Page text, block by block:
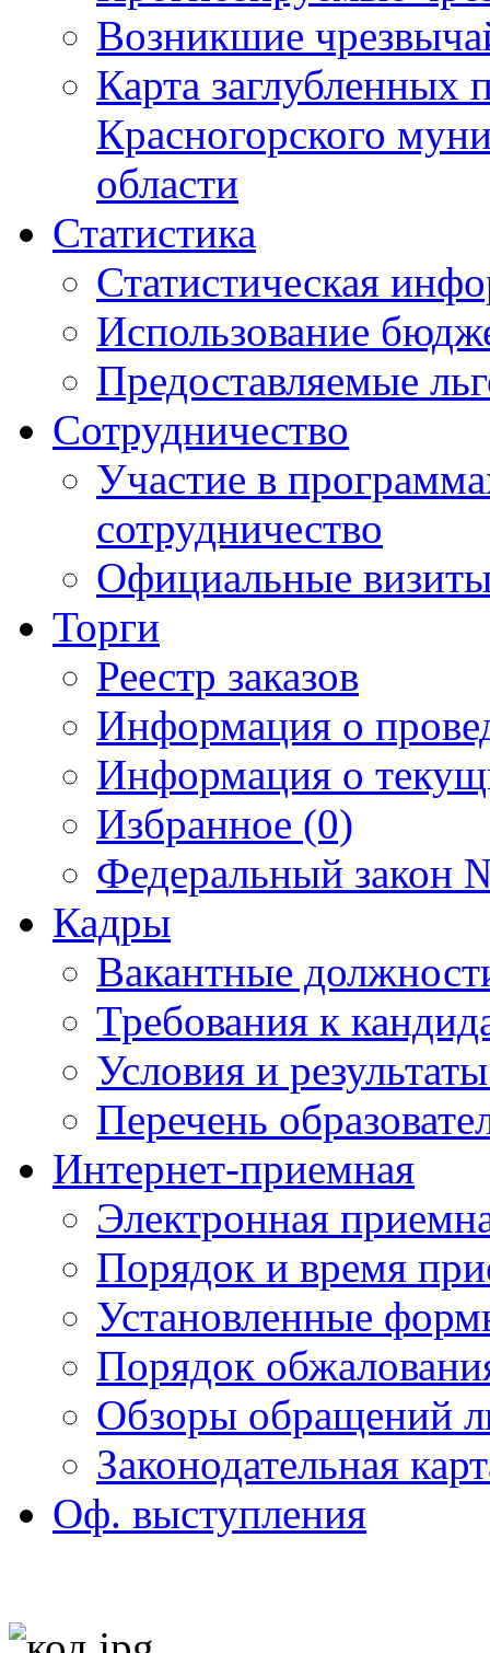
Возникшие
Карта
Красногорского
области
Статистика
Статистическая
Использование
Предоставляемые
Сотрудничество
Участие в
сотрудничество
Официальные
Торги
Реестр заказов
Информация о
Информация о
Избранное (0)
Федеральный закон
Кадры
Вакантные
Требования к
Условия и
Перечень
Интернет-приемная
Электронная
Порядок и время
Установленные
Порядок
Обзоры обращений
Законодательная
Оф. выступления